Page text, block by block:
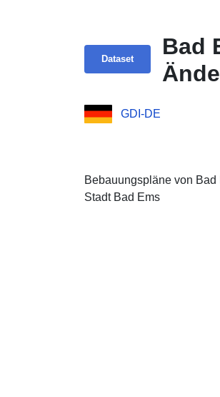
Dataset
Bad
GDI-DE
Bebauungspläne von
Stadt Bad Ems